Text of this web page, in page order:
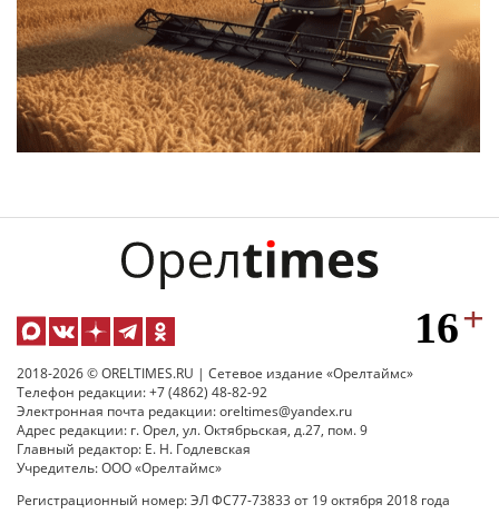
2018-2026 © ORELTIMES.RU | Сетевое издание «Орелтаймс»
Телефон редакции: +7 (4862) 48-82-92
Электронная почта редакции: oreltimes@yandex.ru
Адрес редакции: г. Орел, ул. Октябрьская, д.27, пом. 9
Главный редактор: Е. Н. Годлевская
Учредитель: ООО «Орелтаймс»
Регистрационный номер: ЭЛ ФС77-73833 от 19 октября 2018 года